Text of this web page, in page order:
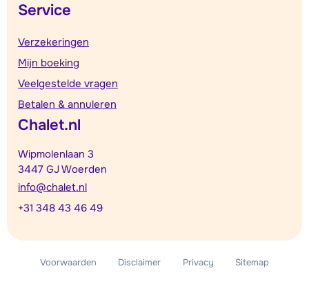
Service
Verzekeringen
Mijn boeking
Veelgestelde vragen
Betalen & annuleren
Chalet.nl
Wipmolenlaan 3
3447 GJ Woerden
info@chalet.nl
+31 348 43 46 49
Voorwaarden Disclaimer Privacy Sitemap